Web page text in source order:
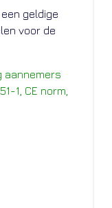
geldige
voor de